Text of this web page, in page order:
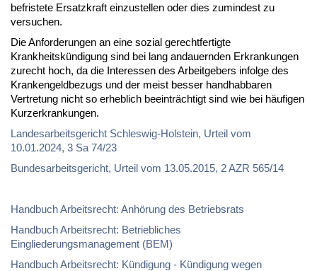
befristete Ersatzkraft einzustellen oder dies zumindest zu
versuchen.
Die Anforderungen an eine sozial gerechtfertigte
Krankheitskündigung sind bei lang andauernden Erkrankungen
zurecht hoch, da die Interessen des Arbeitgebers infolge des
Krankengeldbezugs und der meist besser handhabbaren
Vertretung nicht so erheblich beeinträchtigt sind wie bei häufigen
Kurzerkrankungen.
Landesarbeitsgericht Schleswig-Holstein, Urteil vom
10.01.2024, 3 Sa 74/23
Bundesarbeitsgericht, Urteil vom 13.05.2015, 2 AZR 565/14
Handbuch Arbeitsrecht: Anhörung des Betriebsrats
Handbuch Arbeitsrecht: Betriebliches
Eingliederungsmanagement (BEM)
Handbuch Arbeitsrecht: Kündigung - Kündigung wegen